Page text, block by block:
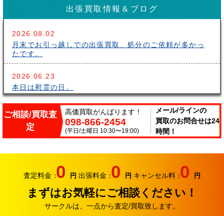
出張買取情報＆ブログ
2026.08.02
月末でお引っ越しでの出張買取、処分のご依頼が多かっ
たです。
2026.06.23
本日は慰霊の日。
2026.06.14
こんにちはサークルです。梅雨が長いですね～。雨の中
出張買取頑張ってます。
2026.06.07
り強化中です。
2026.05.17
おはようございます。リサイクルカンパニー サークル
ご相談/買取査
定
高価買取がんばります！
098-866-2454
(平日/土曜日 10:30〜19:00)
メール/ラインの
買取のお問合せは24
時間！
査定料金：0 円 出張料金：0 円 キャンセル料：0 円
まずはお気軽にご相談ください！
サークルは、一点から査定/買取致します。